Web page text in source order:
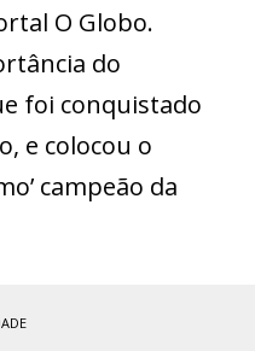
O Globo.
do
foi conquistado
e colocou o
campeão da